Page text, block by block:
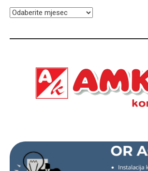
ARHIVA